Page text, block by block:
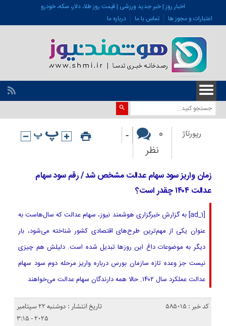
اخبار روز | خبر جدید ورزشی | قیمت روز طلا، دلار، سکه، خودرو
اعتبارات و مجوز ها
تماس با ما درباره ما
رپورتاژ
0
نظر
-
زمان واریز سود سهام عدالت مشخص شد / رقم سود سهام
عدالت ۱۴۰۴ چقدر است؟
[ad_1] به گزارش خبرگزاری هوشمند نیوز، سهام عدالت که سال‌هاست به
عنوان یکی از مهم‌ترین طرح‌های اقتصادی کشور شناخته می‌شود، بار
دیگر به موضوعات داغ این روزها تبدیل شده است. دلیلش هم چیزی
نیست جز وعده تازه سازمان بورس درباره واریز مرحله دوم سود سهام
عدالت عملکرد سال ۱۴۰۲. حالا همه دارندگان سهام عدالت می‌خواهند
کد خبر : 585015
تاریخ انتشار : دوشنبه 22 سپتامبر
2025 - 3:15